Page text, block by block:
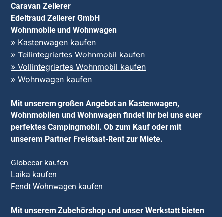
Caravan Zellerer
Edeltraud Zellerer GmbH
Wohnmobile und Wohnwagen
» Kastenwagen kaufen
» Teilintegriertes Wohnmobil kaufen
» Vollintegriertes Wohnmobil kaufen
» Wohnwagen kaufen
Mit unserem großen Angebot an Kastenwagen,
Wohnmobilen und Wohnwagen findet ihr bei uns euer
perfektes Campingmobil. Ob zum Kauf oder mit
unserem Partner Freistaat-Rent zur Miete.
Globecar kaufen
Laika kaufen
Fendt Wohnwagen kaufen
Mit unserem Zubehörshop und unser Werkstatt bieten